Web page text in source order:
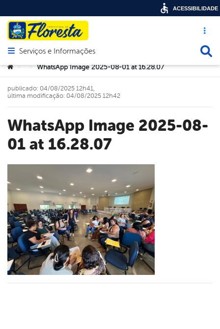
Acesso
Abrir menu principal de navegação
Serviços e Informações
Você está aqui:
> > WhatsApp Image 2025-08-01 at 16.28.07
WhatsApp Image 2025-08-
01 at 16.28.07
publicado: 04/08/2025 12h41,
última modificação: 04/08/2025 12h42
ACESSIBILIDADE